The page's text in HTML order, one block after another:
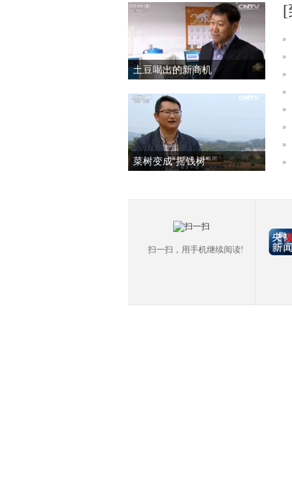
土豆喝出的新商机
菜树变成“摇钱树”
[
扫一扫，用手机继续阅读!